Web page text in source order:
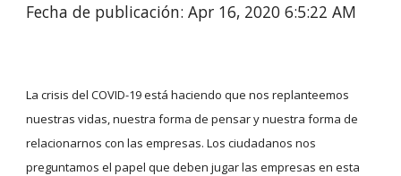
Fecha de publicación: Apr 16, 2020 6:5:22 AM
La crisis del COVID-19 está haciendo que nos replanteemos
nuestras vidas, nuestra forma de pensar y nuestra forma de
relacionarnos con las empresas. Los ciudadanos nos
preguntamos el papel que deben jugar las empresas en esta